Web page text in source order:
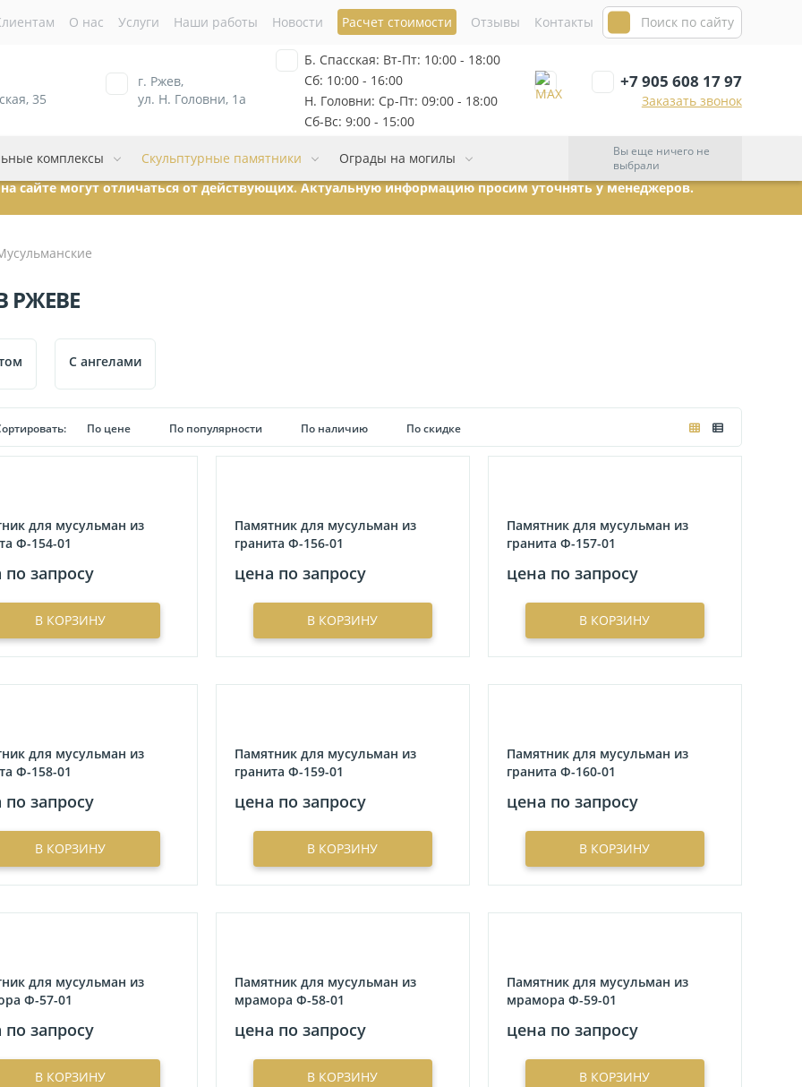
О нас Услуги Наши работы Новости Расчет стоимости Отзывы Контакты
35
г. Ржев,
ул. Н. Головни, 1а
Б. Спасская: Вт-Пт: 10:00 - 18:00
Сб: 10:00 - 16:00
Н. Головни: Ср-Пт: 09:00 - 18:00
Сб-Вс: 9:00 - 15:00
+7 905 608 17 97
Заказать звонок
комплексы Скульптурные памятники Ограды на могилы
Вы еще ничего не
выбрали
сайте могут отличаться от действующих. Актуальную информацию просим уточнять у менеджеров.
РЖЕВЕ
C ангелами
По цене По популярности По наличию По скидке
для мусульман из
Ф-154-01
по запросу
В КОРЗИНУ
Памятник для мусульман из
гранита Ф-156-01
цена по запросу
В КОРЗИНУ
Памятник для мусульман из
гранита Ф-157-01
цена по запросу
В КОРЗИНУ
для мусульман из
Ф-158-01
по запросу
В КОРЗИНУ
Памятник для мусульман из
гранита Ф-159-01
цена по запросу
В КОРЗИНУ
Памятник для мусульман из
гранита Ф-160-01
цена по запросу
В КОРЗИНУ
для мусульман из
Ф-57-01
по запросу
В КОРЗИНУ
Памятник для мусульман из
мрамора Ф-58-01
цена по запросу
В КОРЗИНУ
Памятник для мусульман из
мрамора Ф-59-01
цена по запросу
В КОРЗИНУ